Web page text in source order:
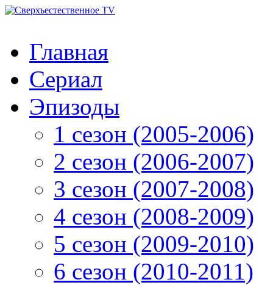
Главная
Сериал
Эпизоды
1 сезон (2005-2006)
2 сезон (2006-2007)
3 сезон (2007-2008)
4 сезон (2008-2009)
5 сезон (2009-2010)
6 сезон (2010-2011)